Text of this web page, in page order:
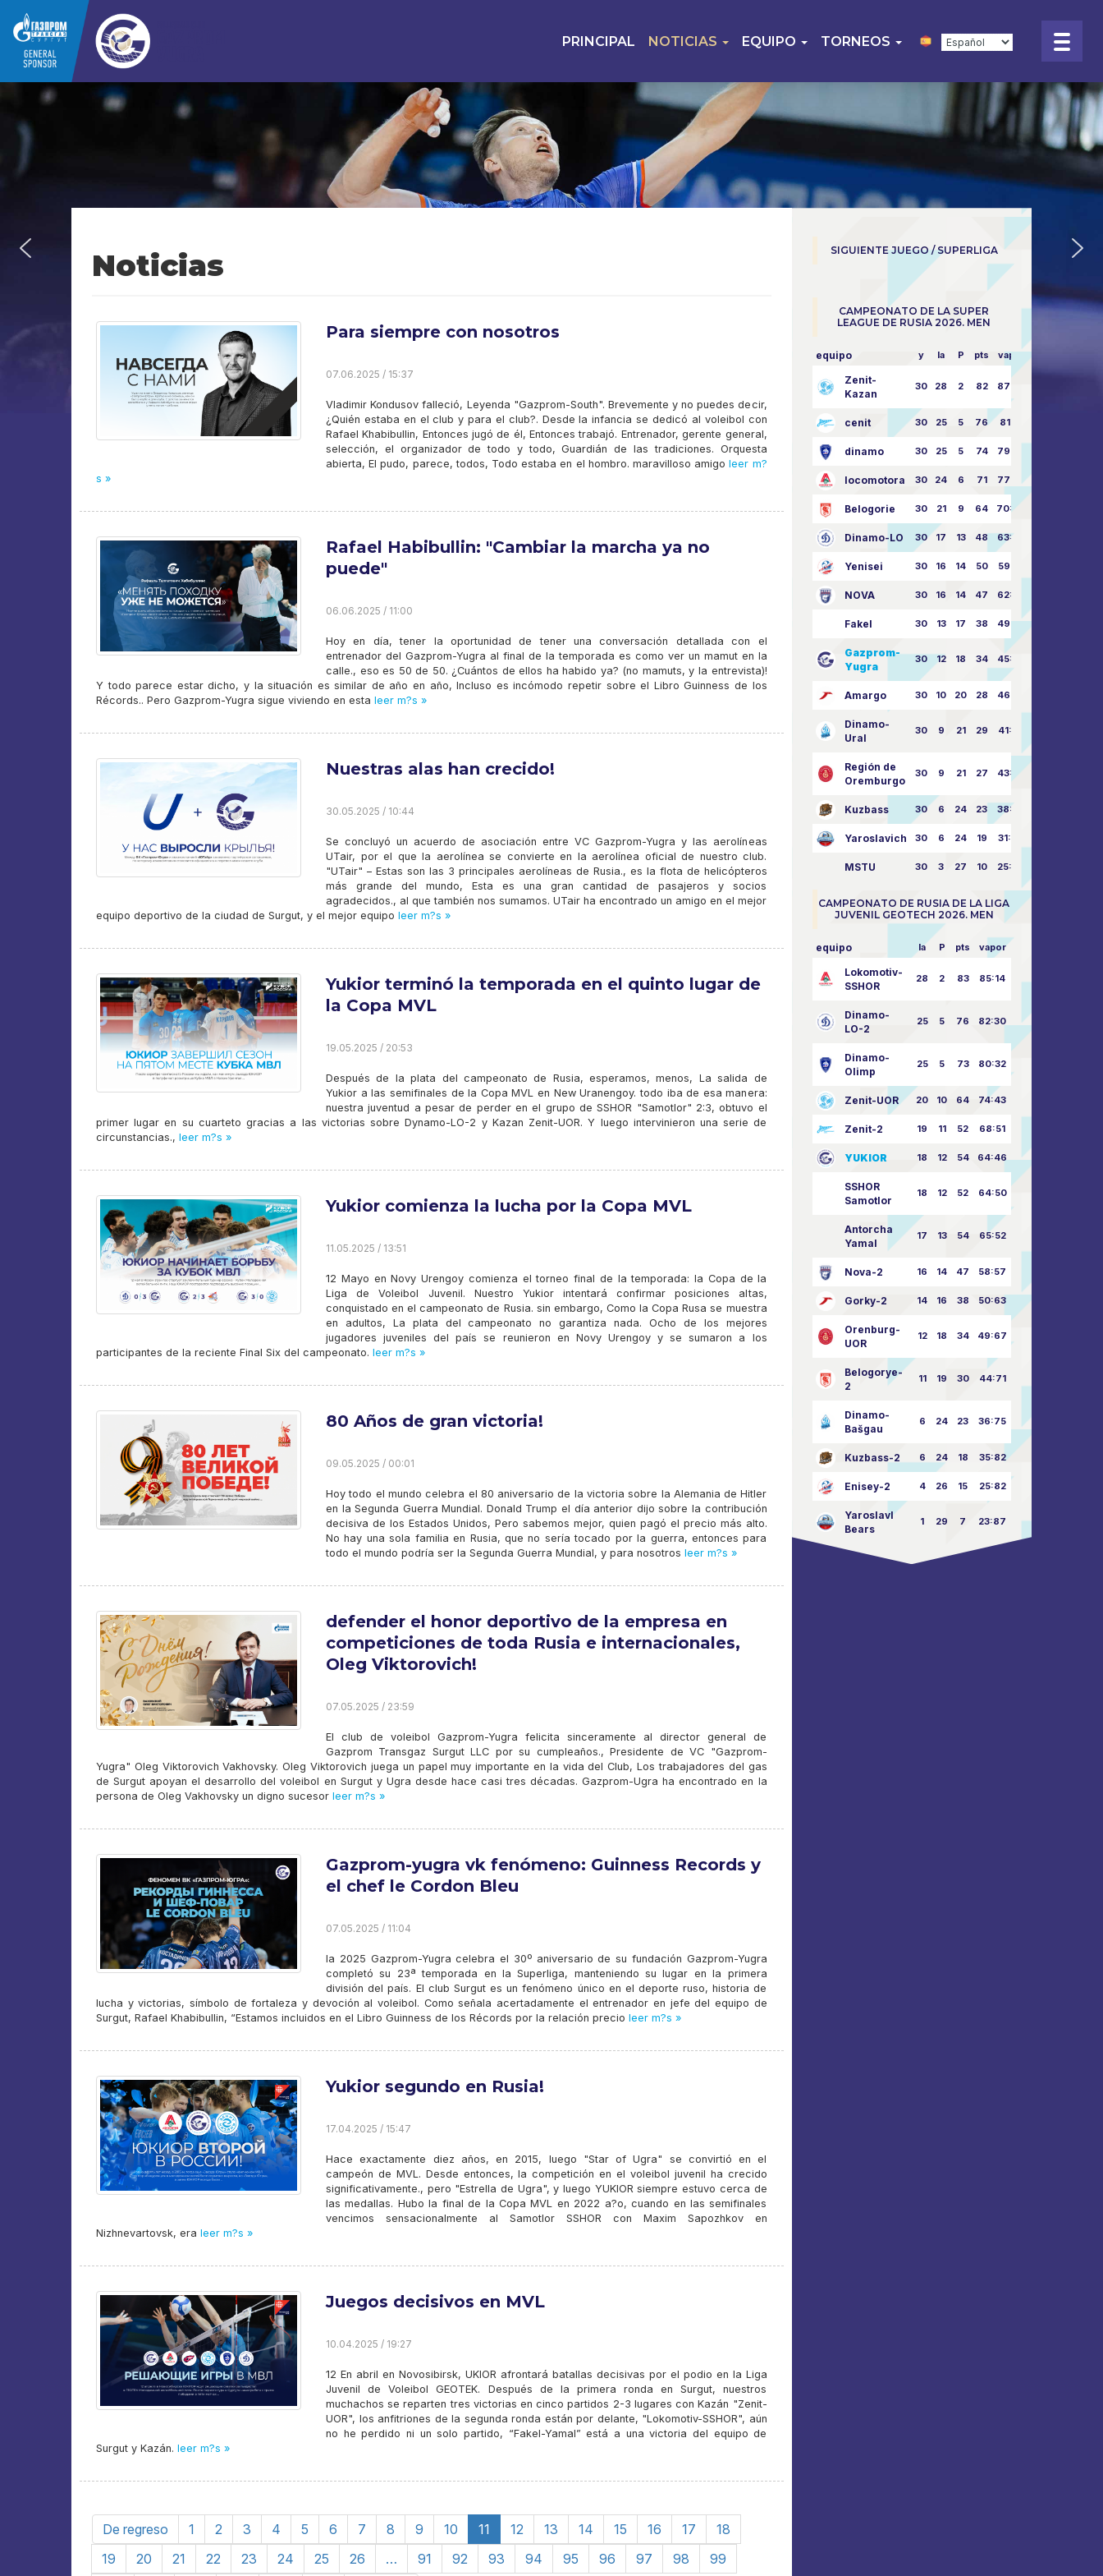
PRINCIPAL NOTICIAS EQUIPO TORNEOS
Noticias
Para siempre con nosotros
07.06.2025 / 15:37
Vladimir Kondusov falleció, Leyenda "Gazprom-South". Brevemente y no puedes decir,
¿Quién estaba en el club y para el club?. Desde la infancia se dedicó al voleibol con
Rafael Khabibullin, Entonces jugó de él, Entonces trabajó. Entrenador, gerente general,
selección, el organizador de todo y todo, Guardián de las tradiciones. Orquesta
abierta, El pudo, parece, todos, Todo estaba en el hombro. maravilloso amigo leer m?
s »
Rafael Habibullin: "Cambiar la marcha ya no
puede"
06.06.2025 / 11:00
Hoy en día, tener la oportunidad de tener una conversación detallada con el
entrenador del Gazprom-Yugra al final de la temporada es como ver un mamut en la
calle., eso es 50 de 50. ¿Cuántos de ellos ha habido ya? (no mamuts, y la entrevista)!
Y todo parece estar dicho, y la situación es similar de año en año, Incluso es incómodo repetir sobre el Libro Guinness de los
Récords.. Pero Gazprom-Yugra sigue viviendo en esta leer m?s »
Nuestras alas han crecido!
30.05.2025 / 10:44
Se concluyó un acuerdo de asociación entre VC Gazprom-Yugra y las aerolíneas
UTair, por el que la aerolínea se convierte en la aerolínea oficial de nuestro club.
"UTair" – Estas son las 3 principales aerolíneas de Rusia., es la flota de helicópteros
más grande del mundo, Esta es una gran cantidad de pasajeros y socios
agradecidos., al que también nos sumamos. UTair ha encontrado un amigo en el mejor
equipo deportivo de la ciudad de Surgut, y el mejor equipo leer m?s »
Yukior terminó la temporada en el quinto lugar de
la Copa MVL
19.05.2025 / 20:53
Después de la plata del campeonato de Rusia, esperamos, menos, La salida de
Yukior a las semifinales de la Copa MVL en New Uranengoy. todo iba de esa manera:
nuestra juventud a pesar de perder en el grupo de SSHOR "Samotlor" 2:3, obtuvo el
primer lugar en su cuarteto gracias a las victorias sobre Dynamo-LO-2 y Kazan Zenit-UOR. Y luego intervinieron una serie de
circunstancias., leer m?s »
Yukior comienza la lucha por la Copa MVL
11.05.2025 / 13:51
12 Mayo en Novy Urengoy comienza el torneo final de la temporada: la Copa de la
Liga de Voleibol Juvenil. Nuestro Yukior intentará confirmar posiciones altas,
conquistado en el campeonato de Rusia. sin embargo, Como la Copa Rusa se muestra
en adultos, La plata del campeonato no garantiza nada. Ocho de los mejores
jugadores juveniles del país se reunieron en Novy Urengoy y se sumaron a los
participantes de la reciente Final Six del campeonato. leer m?s »
80 Años de gran victoria!
09.05.2025 / 00:01
Hoy todo el mundo celebra el 80 aniversario de la victoria sobre la Alemania de Hitler
en la Segunda Guerra Mundial. Donald Trump el día anterior dijo sobre la contribución
decisiva de los Estados Unidos, Pero sabemos mejor, quien pagó el precio más alto.
No hay una sola familia en Rusia, que no sería tocado por la guerra, entonces para
todo el mundo podría ser la Segunda Guerra Mundial, y para nosotros leer m?s »
defender el honor deportivo de la empresa en
competiciones de toda Rusia e internacionales,
Oleg Viktorovich!
07.05.2025 / 23:59
El club de voleibol Gazprom-Yugra felicita sinceramente al director general de
Gazprom Transgaz Surgut LLC por su cumpleaños., Presidente de VC "Gazprom-
Yugra" Oleg Viktorovich Vakhovsky. Oleg Viktorovich juega un papel muy importante en la vida del Club, Los trabajadores del gas
de Surgut apoyan el desarrollo del voleibol en Surgut y Ugra desde hace casi tres décadas. Gazprom-Ugra ha encontrado en la
persona de Oleg Vakhovsky un digno sucesor leer m?s »
Gazprom-yugra vk fenómeno: Guinness Records y
el chef le Cordon Bleu
07.05.2025 / 11:04
la 2025 Gazprom-Yugra celebra el 30º aniversario de su fundación Gazprom-Yugra
completó su 23ª temporada en la Superliga, manteniendo su lugar en la primera
división del país. El club Surgut es un fenómeno único en el deporte ruso, historia de
lucha y victorias, símbolo de fortaleza y devoción al voleibol. Como señala acertadamente el entrenador en jefe del equipo de
Surgut, Rafael Khabibullin, “Estamos incluidos en el Libro Guinness de los Récords por la relación precio leer m?s »
Yukior segundo en Rusia!
17.04.2025 / 15:47
Hace exactamente diez años, en 2015, luego "Star of Ugra" se convirtió en el
campeón de MVL. Desde entonces, la competición en el voleibol juvenil ha crecido
significativamente., pero "Estrella de Ugra", y luego YUKIOR siempre estuvo cerca de
las medallas. Hubo la final de la Copa MVL en 2022 a?o, cuando en las semifinales
vencimos sensacionalmente al Samotlor SSHOR con Maxim Sapozhkov en
Nizhnevartovsk, era leer m?s »
Juegos decisivos en MVL
10.04.2025 / 19:27
12 En abril en Novosibirsk, UKIOR afrontará batallas decisivas por el podio en la Liga
Juvenil de Voleibol GEOTEK. Después de la primera ronda en Surgut, nuestros
muchachos se reparten tres victorias en cinco partidos 2-3 lugares con Kazán "Zenit-
UOR", los anfitriones de la segunda ronda están por delante, "Lokomotiv-SSHOR", aún
no he perdido ni un solo partido, “Fakel-Yamal” está a una victoria del equipo de
Surgut y Kazán. leer m?s »
De regreso 1 2 3 4 5 6 7 8 9 10 11 12 13 14 15 16 17
18
19
20 21 22 23 24 25 26 … 91 92 93 94 95 96 97 98 99
SIGUIENTE JUEGO / SUPERLIGA
CAMPEONATO DE LA SUPER
LEAGUE DE RUSIA 2026. MEN
equipo y la P pts vapor
Zenit-
Kazan
30 28 2 82 87:24
cenit 30 25 5 76 81:21
dinamo 30 25 5 74 79:26
locomotora 30 24 6 71 77:33
Belogorie 30 21 9 64 70:40
Dinamo-LO 30 17 13 48 63:57
Yenisei 30 16 14 50 59:53
NOVA 30 16 14 47 62:58
Fakel 30 13 17 38 49:62
Gazprom-
Yugra
30 12 18 34 45:63
Amargo 30 10 20 28 46:73
Dinamo-
Ural
30 9 21 29 41:70
Región de
Oremburgo
30 9 21 27 43:73
Kuzbass 30 6 24 23 38:76
Yaroslavich 30 6 24 19 31:80
MSTU 30 3 27 10 25:87
CAMPEONATO DE RUSIA DE LA LIGA
JUVENIL GEOTECH 2026. MEN
equipo la P pts vapor
Lokomotiv-
SSHOR
28 2 83 85:14
Dinamo-
LO-2
25 5 76 82:30
Dinamo-
Olimp
25 5 73 80:32
Zenit-UOR 20 10 64 74:43
Zenit-2 19 11 52 68:51
YUKIOR 18 12 54 64:46
SSHOR
Samotlor
18 12 52 64:50
Antorcha
Yamal
17 13 54 65:52
Nova-2 16 14 47 58:57
Gorky-2 14 16 38 50:63
Orenburg-
UOR
12 18 34 49:67
Belogorye-
2
11 19 30 44:71
Dinamo-
Bašgau
6 24 23 36:75
Kuzbass-2 6 24 18 35:82
Enisey-2 4 26 15 25:82
Yaroslavl
Bears
1 29 7 23:87